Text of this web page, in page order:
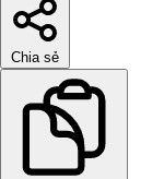
Chia sẻ